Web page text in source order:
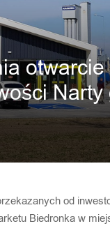
od
Biedronka w